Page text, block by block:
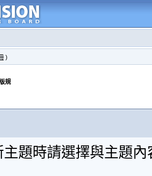
)
規
主題時請選擇與主題